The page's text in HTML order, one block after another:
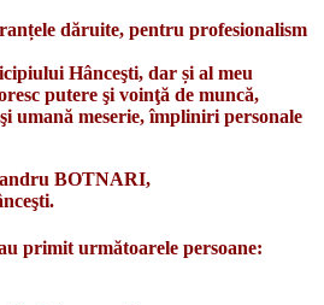
dăruite, pentru profesionalism
Hânceşti, dar și al meu
putere şi voinţă de muncă,
umană meserie, împliniri personale
BOTNARI,
primit următoarele persoane: